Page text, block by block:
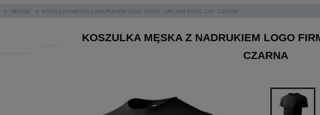
» MĘSKIE » KOSZULKA MĘSKA Z NADRUKIEM LOGO FIRMY - MALFINI BASIC 129 - CZARNA
KOSZULKA MĘSKA Z NADRUKIEM LOGO
CZARNA